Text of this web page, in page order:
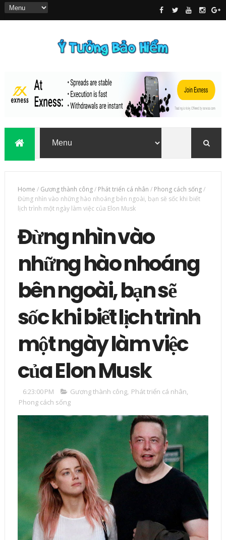
Home / Gương thành công/ Phát triển cá nhân / Phong cách sống/
Đừng nhìn vào những hào nhoáng bên ngoài, bạn sẽ sốc khi biết
lịch trình một ngày làm việc của Elon Musk
Đừng nhìn vào
những hào nhoáng
bên ngoài, bạn sẽ
sốc khi biết lịch trình
một ngày làm việc
của Elon Musk
6:23:00 PM Gương thành công, Phát triển cá nhân,
Phong cách sống